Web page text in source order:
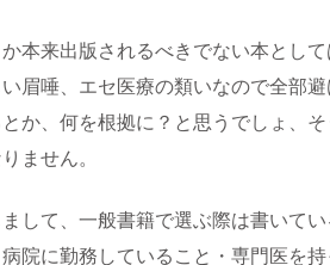
本来出版されるべきでない本とし
眉唾、エセ医療の類いなので全部
か、何を根拠に？と思うでしょ、
ません。
して、一般書籍で選ぶ際は書いて
院に勤務していること・専門医を